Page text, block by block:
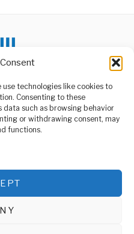
technologies like cookies to
Consenting to these
data such as browsing behavior
or withdrawing consent, may
functions.
US
Group Limited,
a range of services including
and Public Opinion Polling,
Support Activities.